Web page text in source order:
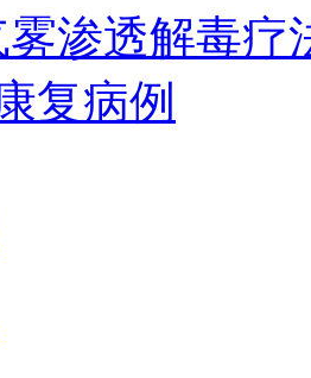
雾渗透解毒疗
复病例